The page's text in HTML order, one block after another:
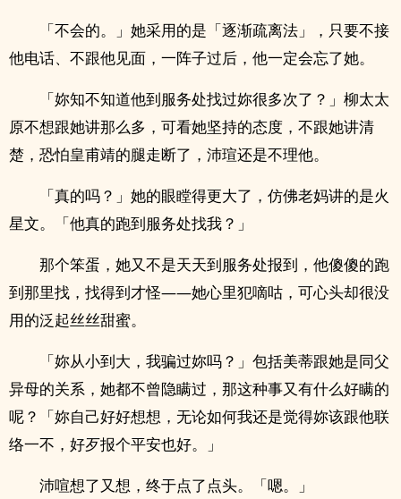
「不会的。」她采用的是「逐渐疏离法」，只要不接
他电话、不跟他见面，一阵子过后，他一定会忘了她。
「妳知不知道他到服务处找过妳很多次了？」柳太太
原不想跟她讲那么多，可看她坚持的态度，不跟她讲清
楚，恐怕皇甫靖的腿走断了，沛瑄还是不理他。
「真的吗？」她的眼瞠得更大了，仿佛老妈讲的是火
星文。「他真的跑到服务处找我？」
那个笨蛋，她又不是天天到服务处报到，他傻傻的跑
到那里找，找得到才怪——她心里犯嘀咕，可心头却很没
用的泛起丝丝甜蜜。
「妳从小到大，我骗过妳吗？」包括美蒂跟她是同父
异母的关系，她都不曾隐瞒过，那这种事又有什么好瞒的
呢？「妳自己好好想想，无论如何我还是觉得妳该跟他联
络一不，好歹报个平安也好。」
沛喧想了又想，终于点了点头。「嗯。」